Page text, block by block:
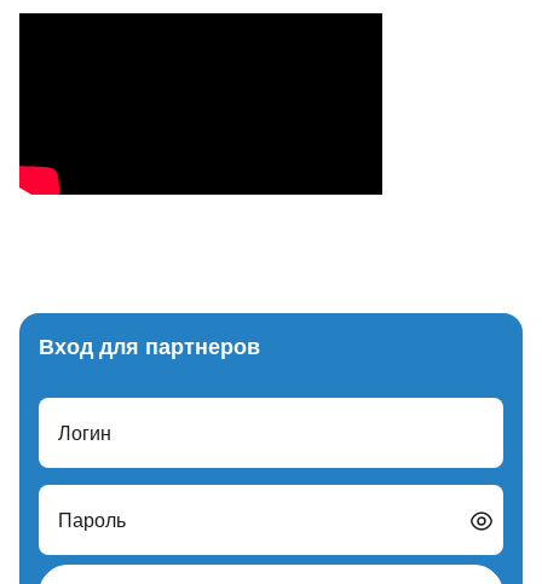
Вход для партнеров
Логин
Пароль